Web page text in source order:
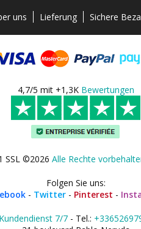
uns Lieferung Sichere
4,7/5 mit +1,3K Bewertungen
SSL ©2026 Alle Rechte
Folgen Sie uns:
- Twitter - Pinterest -
Kundendienst 7/7- Tel.: